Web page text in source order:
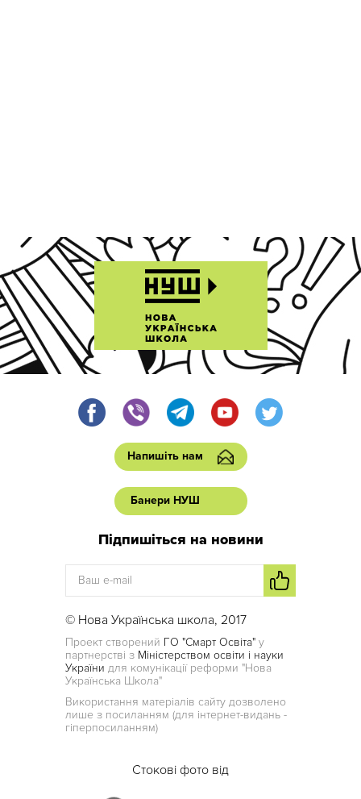
Напишіть нам
Банери НУШ
Підпишіться на новини
© Нова Українська школа, 2017
Проект створений ГО "Смарт Освіта" у
партнерстві з Міністерством освіти і науки
України для комунікації реформи "Нова
Українська Школа"
Використання матеріалів сайту дозволено
лише з посиланням (для інтернет-видань -
гіперпосиланням)
Стокові фото від